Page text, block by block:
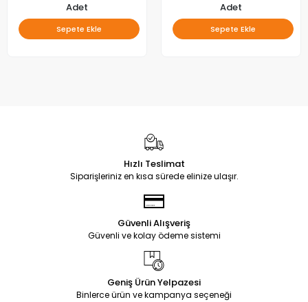
Adet
Sepete Ekle
Adet
Sepete Ekle
Hızlı Teslimat
Siparişleriniz en kısa sürede elinize ulaşır.
Güvenli Alışveriş
Güvenli ve kolay ödeme sistemi
Geniş Ürün Yelpazesi
Binlerce ürün ve kampanya seçeneği